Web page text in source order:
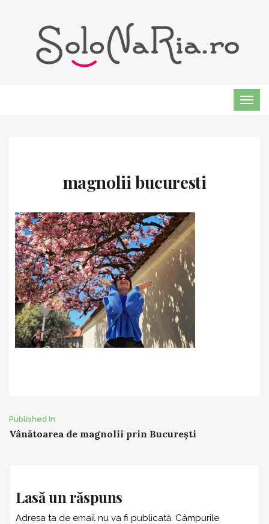
magnolii bucuresti
Post
navigation
Published In
Vânătoarea de magnolii prin București
Lasă un răspuns
Adresa ta de email nu va fi publicată. Câmpurile